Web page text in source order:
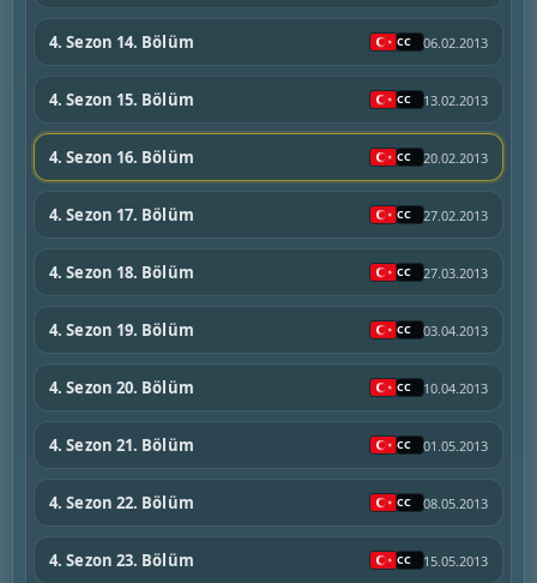
4. Sezon 14. Bölüm 06.02.2013
4. Sezon 15. Bölüm 13.02.2013
4. Sezon 16. Bölüm 20.02.2013
4. Sezon 17. Bölüm 27.02.2013
4. Sezon 18. Bölüm 27.03.2013
4. Sezon 19. Bölüm 03.04.2013
4. Sezon 20. Bölüm 10.04.2013
4. Sezon 21. Bölüm 01.05.2013
4. Sezon 22. Bölüm 08.05.2013
4. Sezon 23. Bölüm 15.05.2013